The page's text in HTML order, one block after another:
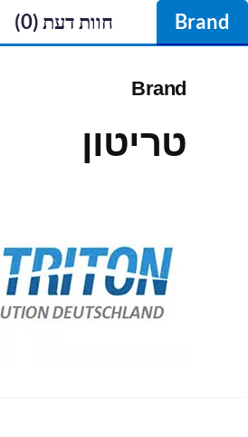
Brand חוות דעת (0)
Brand
טריטון